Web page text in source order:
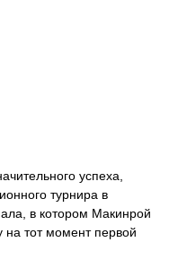
успеха,
турнира в
в котором Макинрой
тот момент первой